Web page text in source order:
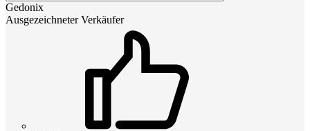
Gedonix
Ausgezeichneter Verkäufer